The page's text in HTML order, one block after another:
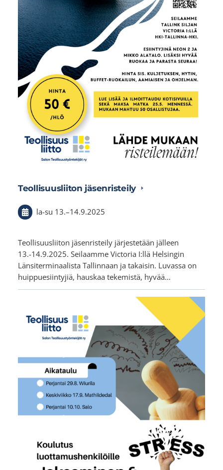
Teollisuusliiton jäsenristeily
la-su 13.–14.9.2025
Teollisuusliiton jäsenristeily järjestetään jälleen
13.-14.9.2025. Seilaamme Victoria I:llä Helsingin
Länsiterminaalista Tallinnaan ja takaisin. Luvassa on
huippuesiintyjiä, hauskaa tekemistä, hyvää…